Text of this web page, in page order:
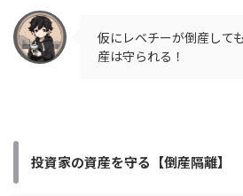
仮にレベチーが倒産して
産は守られる！
投資家の資産を守る【倒産隔離】